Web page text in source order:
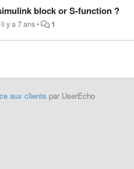
block or S-function ?
il y a 7 ans• 1
aux clients par UserEcho